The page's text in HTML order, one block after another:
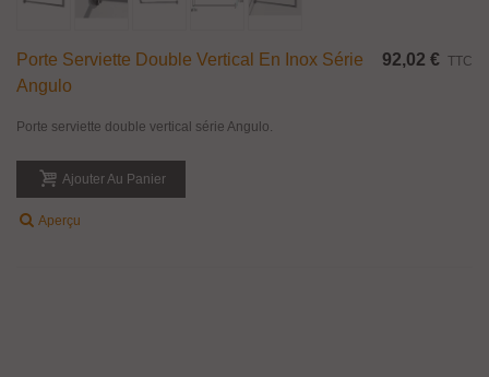
Porte Serviette Double Vertical En Inox Série
Angulo
92,02 € TTC
Porte serviette double vertical série Angulo.
Ajouter Au Panier
Aperçu